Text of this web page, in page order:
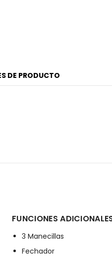
DE PRODUCTO
FUNCIONES
3 Manecillas
Fechador